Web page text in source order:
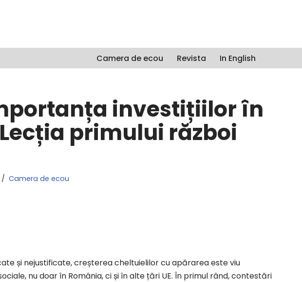
Camera de ecou Revista In English
investițiilor în
primului război
Camera de ecou
și nejustificate, creșterea cheltuielilor cu apărarea este viu
nu doar în România, ci și în alte țări UE. În primul rând, contestări